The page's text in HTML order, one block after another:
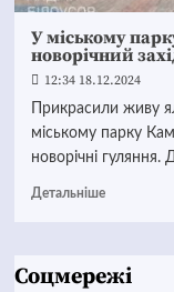
У міському
новорічний
12:34 18.12.2024
Прикрасили живу
міському парку
новорічні гуляння.
Детальніше
Соцмережі